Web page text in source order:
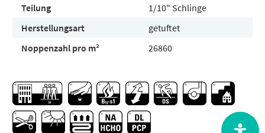
Teilung
1/10" Schlinge
Herstellungsart
getuftet
Noppenzahl pro m²
26860